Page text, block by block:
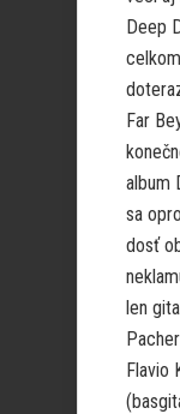
Deep
Far
album
sa
dosť
len
Flavio